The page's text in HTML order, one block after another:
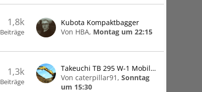
1,8k
Beiträge
Kubota Kompaktbagger
Von HBA, Montag um 22:15
1,3k
Beiträge
Takeuchi TB 295 W-1 Mobilbagger
Von caterpillar91, Sonntag
um 15:30